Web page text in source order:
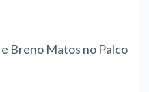
Breno Matos no Palco